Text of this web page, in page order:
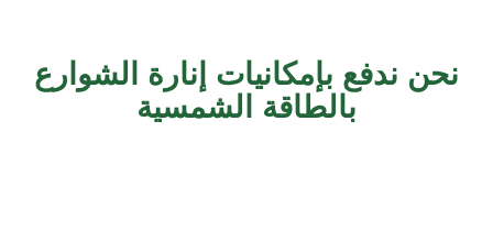
نحن ندفع بإمكانيات إنارة الشوارع
بالطاقة الشمسية